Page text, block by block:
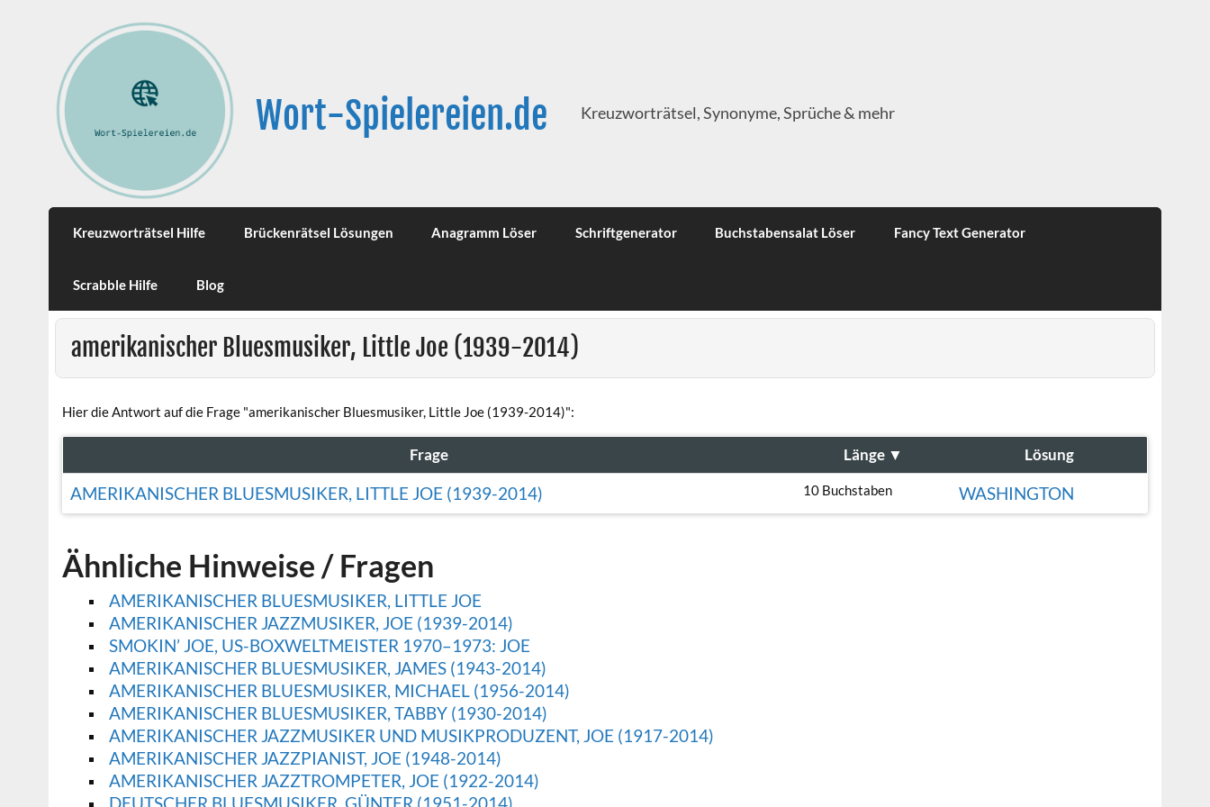
Wort-Spielereien.de Kreuzworträtsel, Synonyme, Sprüche & mehr
Kreuzworträtsel Hilfe Brückenrätsel Lösungen Anagramm Löser Schriftgenerator Buchstabensalat Löser Fancy Text Generator
Scrabble Hilfe Blog
amerikanischer Bluesmusiker, Little Joe (1939-2014)
Hier die Antwort auf die Frage "amerikanischer Bluesmusiker, Little Joe (1939-2014)":
Frage Länge ▼ Lösung
AMERIKANISCHER BLUESMUSIKER, LITTLE JOE (1939-2014) 10 Buchstaben WASHINGTON
Ähnliche Hinweise / Fragen
AMERIKANISCHER BLUESMUSIKER, LITTLE JOE
AMERIKANISCHER JAZZMUSIKER, JOE (1939-2014)
SMOKIN’ JOE, US-BOXWELTMEISTER 1970–1973: JOE
AMERIKANISCHER BLUESMUSIKER, JAMES (1943-2014)
AMERIKANISCHER BLUESMUSIKER, MICHAEL (1956-2014)
AMERIKANISCHER BLUESMUSIKER, TABBY (1930-2014)
AMERIKANISCHER JAZZMUSIKER UND MUSIKPRODUZENT, JOE (1917-2014)
AMERIKANISCHER JAZZPIANIST, JOE (1948-2014)
AMERIKANISCHER JAZZTROMPETER, JOE (1922-2014)